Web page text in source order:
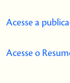
Acesse a
Acesse o